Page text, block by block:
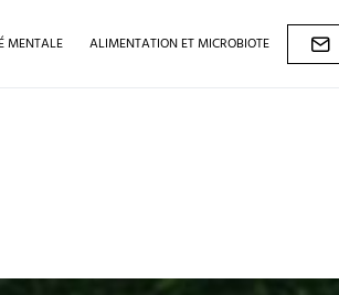
MENTALE ALIMENTATION ET MICROBIOTE